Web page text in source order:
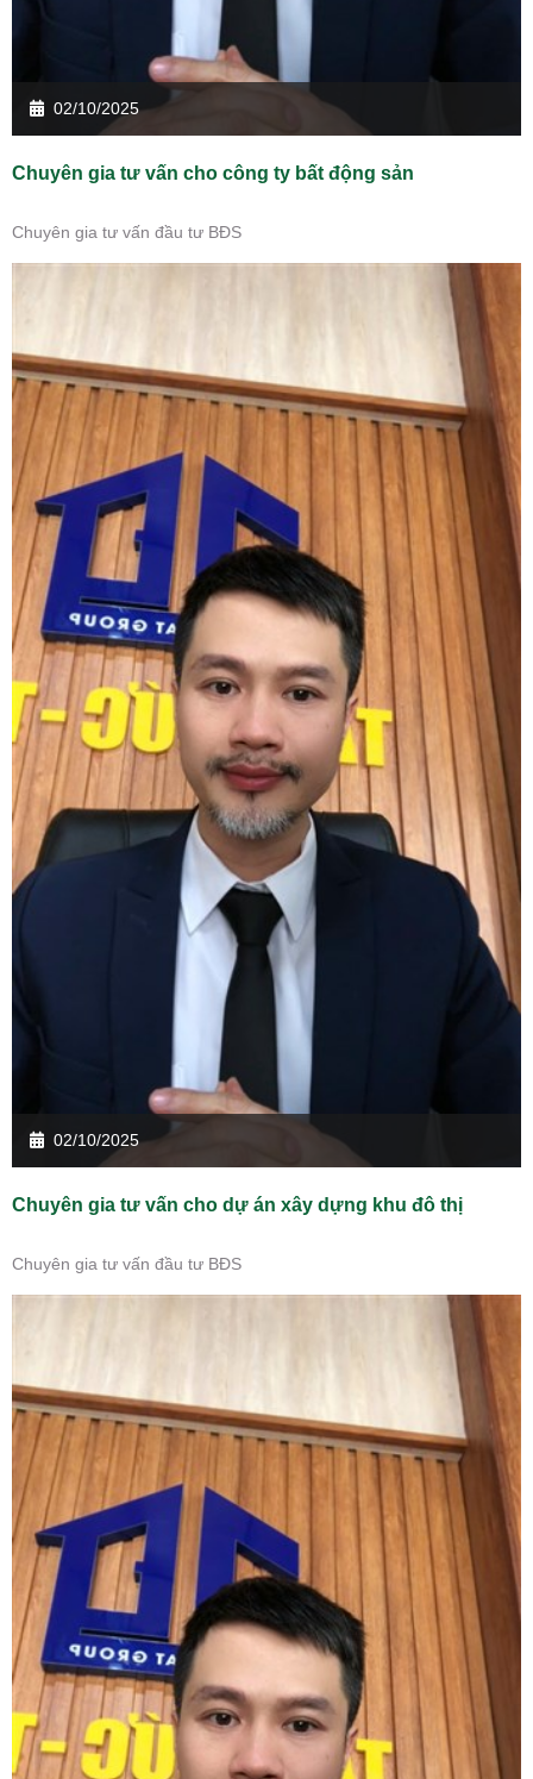
02/10/2025
Chuyên gia tư vấn cho công ty bất động sản
Chuyên gia tư vấn đầu tư BĐS
02/10/2025
Chuyên gia tư vấn cho dự án xây dựng khu đô thị
Chuyên gia tư vấn đầu tư BĐS